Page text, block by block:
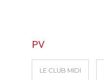
PV
LE CLUB MIDI